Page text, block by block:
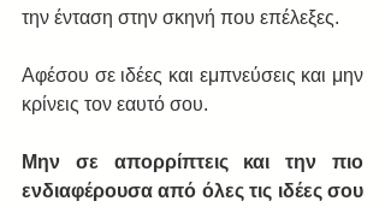
την ένταση στην σκηνή που επέλεξες.
Αφέσου σε ιδέες και εμπνεύσεις και μην
κρίνεις τον εαυτό σου.
Μην σε απορρίπτεις και την πιο
ενδιαφέρουσα από όλες τις ιδέες σου